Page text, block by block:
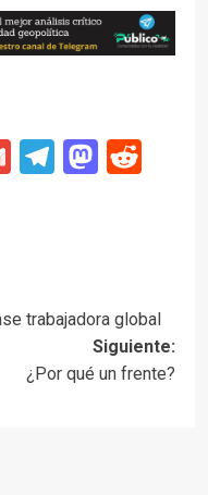
GmailTelegram
trabajadora global
Siguiente:
¿Por qué un frente?